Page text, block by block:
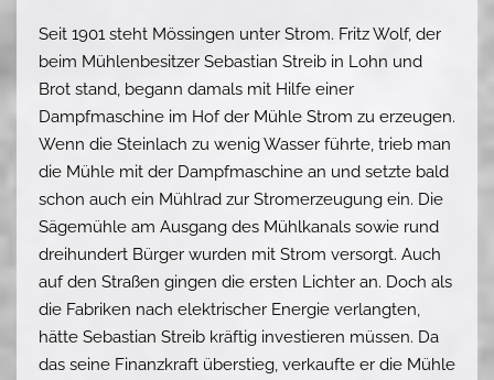
Seit 1901 steht Mössingen unter Strom. Fritz Wolf, der
beim Mühlenbesitzer Sebastian Streib in Lohn und
Brot stand, begann damals mit Hilfe einer
Dampfmaschine im Hof der Mühle Strom zu erzeugen.
Wenn die Steinlach zu wenig Wasser führte, trieb man
die Mühle mit der Dampfmaschine an und setzte bald
schon auch ein Mühlrad zur Stromerzeugung ein. Die
Sägemühle am Ausgang des Mühlkanals sowie rund
dreihundert Bürger wurden mit Strom versorgt. Auch
auf den Straßen gingen die ersten Lichter an. Doch als
die Fabriken nach elektrischer Energie verlangten,
hätte Sebastian Streib kräftig investieren müssen. Da
das seine Finanzkraft überstieg, verkaufte er die Mühle